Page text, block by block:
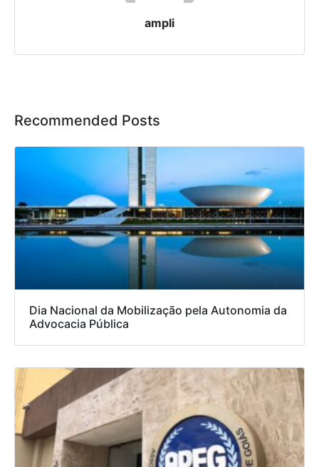
ampli
Recommended Posts
Dia Nacional da Mobilização pela Autonomia da
Advocacia Pública